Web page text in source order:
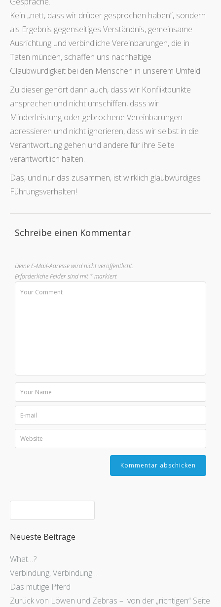
Kein „nett, dass wir drüber gesprochen haben“, sondern
als Ergebnis gegenseitiges Verständnis, gemeinsame
Ausrichtung und verbindliche Vereinbarungen, die in
Taten münden, schaffen uns nachhaltige
Glaubwürdigkeit bei den Menschen in unserem Umfeld.
Zu dieser gehört dann auch, dass wir Konfliktpunkte
ansprechen und nicht umschiffen, dass wir
Minderleistung oder gebrochene Vereinbarungen
adressieren und nicht ignorieren, dass wir selbst in die
Verantwortung gehen und andere für ihre Seite
verantwortlich halten.
Das, und nur das zusammen, ist wirklich glaubwürdiges
Führungsverhalten!
Schreibe einen Kommentar
Deine E-Mail-Adresse wird nicht veröffentlicht.
Erforderliche Felder sind mit *markiert
Neueste Beiträge
What…?
Verbindung, Verbindung…
Das mutige Pferd
Zurück von Löwen und Zebras – von der „richtigen“ Seite